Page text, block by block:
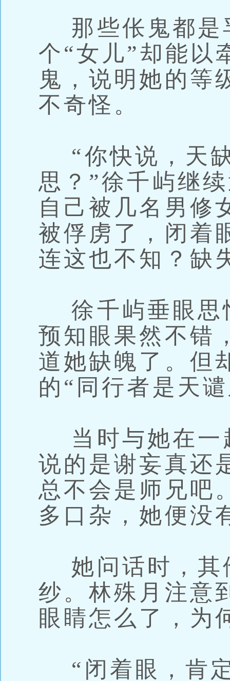
那些伥鬼都是
个“女儿”却能以
鬼，说明她的等
不奇怪。
“你快说，天
思？”徐千屿继
自己被几名男修
被俘虏了，闭着
连这也不知？缺
徐千屿垂眼思
预知眼果然不错
道她缺魄了。但
的“同行者是天
当时与她在一
说的是谢妄真还
总不会是师兄吧
多口杂，她便没
她问话时，其
纱。林殊月注意
眼睛怎么了，为
“闭着眼，肯